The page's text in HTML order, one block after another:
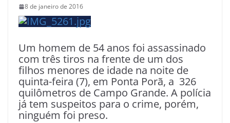
8 de janeiro de 2016
Um homem de 54 anos foi assassinado
com três tiros na frente de um dos
filhos menores de idade na noite de
quinta-feira (7), em Ponta Porã, a 326
quilômetros de Campo Grande. A polícia
já tem suspeitos para o crime, porém,
ninguém foi preso.